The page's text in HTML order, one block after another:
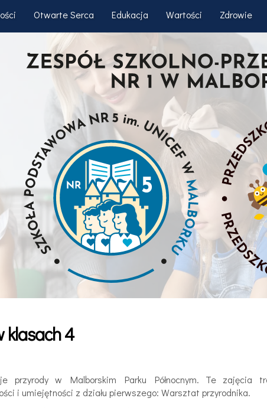
Otwarte Serca Edukacja Wartości Zdrowie
klasach 4
przyrody w Malborskim Parku Północnym. Te zajęcia
i umiejętności z działu pierwszego: Warsztat przyrodnika.